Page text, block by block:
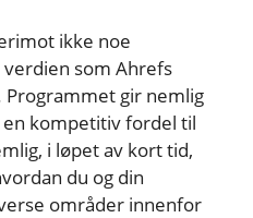
ikke noe
som Ahrefs
gir nemlig
kompetitiv fordel til
i løpet av kort tid,
du og din
områder innenfor